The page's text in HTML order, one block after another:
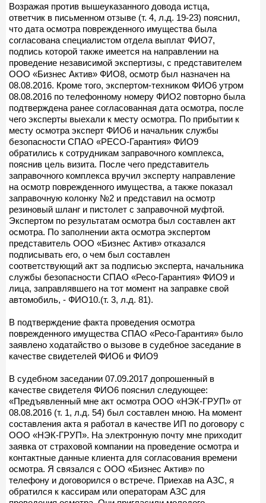
Возражая против вышеуказанного довода истца,
ответчик в письменном отзыве (т. 4, л.д. 19-23) пояснил,
что дата осмотра поврежденного имущества была
согласована специалистом отдела выплат ФИО7,
подпись которой также имеется на направлении на
проведение независимой экспертизы, с представителем
ООО «Бизнес Актив» ФИО8, осмотр был назначен на
08.08.2016. Кроме того, экспертом-техником ФИО6 утром
08.08.2016 по телефонному номеру ФИО2 повторно была
подтверждена ранее согласованная дата осмотра, после
чего эксперты выехали к месту осмотра. По прибытии к
месту осмотра эксперт ФИО6 и начальник службы
безопасности СПАО «РЕСО-Гарантия» ФИО9
обратились к сотрудникам заправочного комплекса,
пояснив цель визита. После чего представитель
заправочного комплекса вручил эксперту направление
на осмотр поврежденного имущества, а также показал
заправочную колонку №2 и представил на осмотр
резиновый шланг и пистолет с заправочной муфтой.
Экспертом по результатам осмотра был составлен акт
осмотра. По заполнении акта осмотра экспертом
представитель ООО «Бизнес Актив» отказался
подписывать его, о чем был составлен
соответствующий акт за подписью эксперта, начальника
службы безопасности СПАО «Ресо-Гарантия» ФИО9 и
лица, заправлявшего на тот момент на заправке свой
автомобиль, - ФИО10.(т. 3, л.д. 81).
В подтверждение факта проведения осмотра
поврежденного имущества СПАО «Ресо-Гарантия» было
заявлено ходатайство о вызове в судебное заседание в
качестве свидетелей ФИО6 и ФИО9
В судебном заседании 07.09.2017 допрошенный в
качестве свидетеля ФИО6 пояснил следующее:
«Предъявленный мне акт осмотра ООО «НЭК-ГРУП» от
08.08.2016 (т. 1, л.д. 54) был составлен мною. На момент
составления акта я работал в качестве ИП по договору с
ООО «НЭК-ГРУП». На электронную почту мне приходит
заявка от страховой компании на проведение осмотра и
контактные данные клиента для согласования времени
осмотра. Я связался с ООО «Бизнес Актив» по
телефону и договорился о встрече. Приехав на АЗС, я
обратился к кассирам или операторам АЗС для